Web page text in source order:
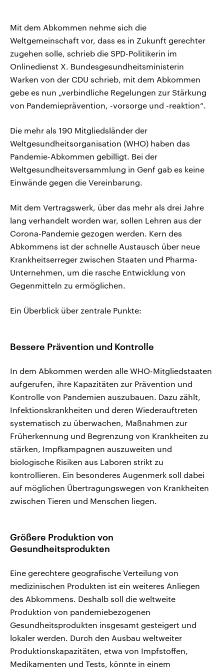
Mit dem Abkommen nehme sich die
Weltgemeinschaft vor, dass es in Zukunft gerechter
zugehen solle, schrieb die SPD-Politikerin im
Onlinedienst X. Bundesgesundheitsministerin
Warken von der CDU schrieb, mit dem Abkommen
gebe es nun „verbindliche Regelungen zur Stärkung
von Pandemieprävention, -vorsorge und -reaktion“.
Die mehr als 190 Mitgliedsländer der
Weltgesundheitsorganisation (WHO) haben das
Pandemie-Abkommen gebilligt. Bei der
Weltgesundheitsversammlung in Genf gab es keine
Einwände gegen die Vereinbarung.
Mit dem Vertragswerk, über das mehr als drei Jahre
lang verhandelt worden war, sollen Lehren aus der
Corona-Pandemie gezogen werden. Kern des
Abkommens ist der schnelle Austausch über neue
Krankheitserreger zwischen Staaten und Pharma-
Unternehmen, um die rasche Entwicklung von
Gegenmitteln zu ermöglichen.
Ein Überblick über zentrale Punkte:
Bessere Prävention und Kontrolle
In dem Abkommen werden alle WHO-Mitgliedstaaten
aufgerufen, ihre Kapazitäten zur Prävention und
Kontrolle von Pandemien auszubauen. Dazu zählt,
Infektionskrankheiten und deren Wiederauftreten
systematisch zu überwachen, Maßnahmen zur
Früherkennung und Begrenzung von Krankheiten zu
stärken, Impfkampagnen auszuweiten und
biologische Risiken aus Laboren strikt zu
kontrollieren. Ein besonderes Augenmerk soll dabei
auf möglichen Übertragungswegen von Krankheiten
zwischen Tieren und Menschen liegen.
Größere Produktion von
Gesundheitsprodukten
Eine gerechtere geografische Verteilung von
medizinischen Produkten ist ein weiteres Anliegen
des Abkommens. Deshalb soll die weltweite
Produktion von pandemiebezogenen
Gesundheitsprodukten insgesamt gesteigert und
lokaler werden. Durch den Ausbau weltweiter
Produktionskapazitäten, etwa von Impfstoffen,
Medikamenten und Tests, könnte in einem